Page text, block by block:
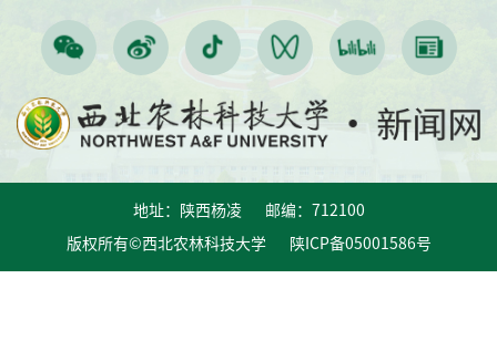
地址：陕西杨凌 邮编：712100
版权所有©西北农林科技大学 陕ICP备05001586号